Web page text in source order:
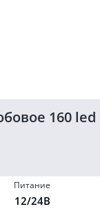
160
Питание
12/24В